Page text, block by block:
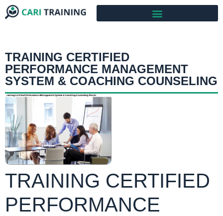
TRAINING CERTIFIED
PERFORMANCE MANAGEMENT
SYSTEM & COACHING COUNSELING
TRAINING CERTIFIED
PERFORMANCE